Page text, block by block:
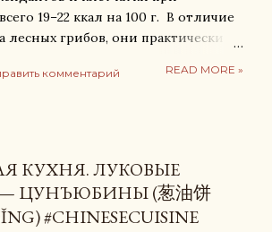
19–22 ккал на 100 г. В отличие
лесных грибов, они практически
червивыми. Главные полезные
Рекордсмены по витамину D:
Он необходим для укрепления
кальция. Укрепление
оранжевый цвет гриба
концентрацией бета-каротина
витамина A). Он улучшает
комментарий READ MORE »
КУХНЯ. ЛУКОВЫЕ
ЦУНЪЮБИНЫ (葱油饼
#CHINESECUISINE